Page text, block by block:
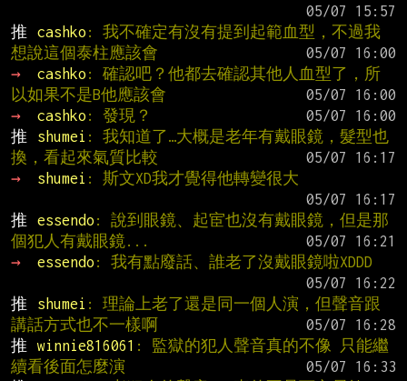
推
cashko : 我不確定有沒有提到起範血型，不過我
想說這個泰柱應該會
→
cashko : 確認吧？他都去確認其他人血型了，所
以如果不是B他應該會
→
cashko : 發現？
推
shumei : 我知道了…大概是老年有戴眼鏡，髮型也
換，看起來氣質比較
→
shumei : 斯文XD我才覺得他轉變很大
推
essendo : 說到眼鏡、起宦也沒有戴眼鏡，但是那
個犯人有戴眼鏡...
→
essendo : 我有點廢話、誰老了沒戴眼鏡啦XDDD
推
shumei : 理論上老了還是同一個人演，但聲音跟
講話方式也不一樣啊
推
winnie816061 : 監獄的犯人聲音真的不像 只能繼
續看後面怎麼演